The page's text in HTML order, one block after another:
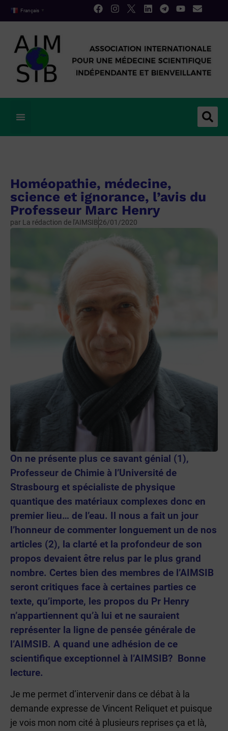
Français ▼
Homéopathie, médecine,
science et ignorance, l’avis du
Professeur Marc Henry
par La rédaction de l'AIMSIB26/01/2020
On ne présente plus ce savant génial (1),
Professeur de Chimie à l’Université de
Strasbourg et spécialiste de physique
quantique des matériaux complexes donc en
premier lieu… de l’eau. Il nous a fait un jour
l’honneur de commenter longuement un de nos
articles (2), la clarté et la profondeur de son
propos devaient être relus par le plus grand
nombre. Certes bien des membres de l’AIMSIB
seront critiques face à certaines parties ce
texte, qu’importe, les propos du Pr Henry
n’appartiennent qu’à lui et ne sauraient
représenter la ligne de pensée générale de
l’AIMSIB. A quand une adhésion de ce
scientifique exceptionnel à l’AIMSIB? Bonne
lecture.
Je me permet d’intervenir dans ce débat à la
demande expresse de Vincent Reliquet et puisque
je vois mon nom cité à plusieurs reprises ça et là,